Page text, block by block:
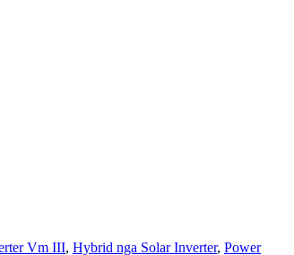
Vm III, Hybrid nga Solar Inverter, Power